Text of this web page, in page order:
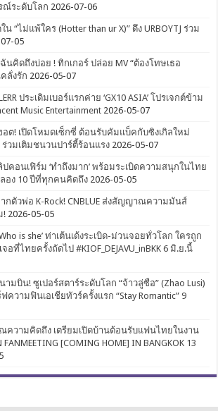
ณ์ระดับโลก 2026-07-06
ใน “ไม่แพ้ใคร (Hotter than ur X)” ดึง URBOYTJ ร่วม
05
คิดถึงบ่อย ! ทิกเกอร์ ปล่อย MV “ต้องโทษเธอ
ลั่งรัก 2026-05-07
ประเดิมเบอร์แรกค่าย ‘GX10 ASIA’ โปรเจกต์ข้าม
Music Entertainment 2026-05-07
ฮอต! เปิดโหมดเซ็กซี่ ต้อนรับคัมแบ็คกับซิงเกิลใหม่
ร่วมเติมชนวนปาร์ตี้ร้อนแรง 2026-05-07
ปคอนเฟิร์ม ‘ทำถึงมาก’ พร้อมระเบิดความสนุกในไทย
อง 10 ปีที่ทุกคนคิดถึง 2026-05-05
กตัวพ่อ K-Rock! CNBLUE ส่งสัญญาณความมันส์
! 2026-05-05
is she’ ท่าเต้นเด้งระเบิด-ม่วนจอยทั่วโลก ใครถูก
จอที่ไทยครั้งถัดไป #KIOF_DEJAVU_inBKK 6 มิ.ย.นี้
บิน! ซูเปอร์สตาร์ระดับโลก “จ้าวลู่ซือ” (Zhao Lusi)
ความฟินเอเชียทัวร์ครั้งแรก “Stay Romantic” 9
วามคิดถึง เตรียมเปิดบ้านต้อนรับแฟนไทยในงาน
FANMEETING [COMING HOME] IN BANGKOK 13